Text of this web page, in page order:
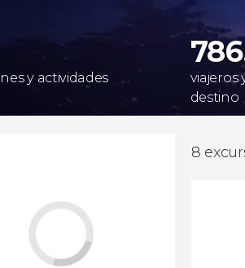
y actividades
viajeros
destino
8